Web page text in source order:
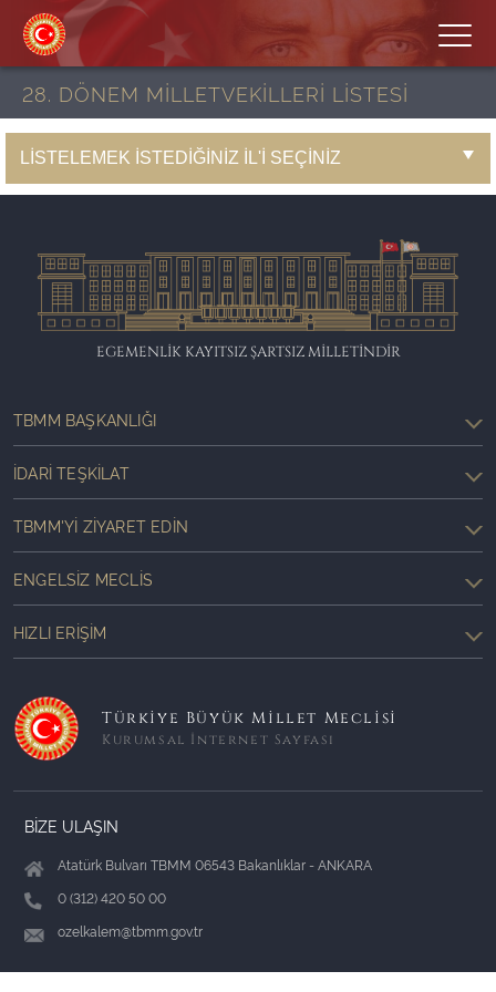
28. DÖNEM MİLLETVEKİLLERİ LİSTESİ
EGEMENLİK KAYITSIZ ŞARTSIZ MİLLETİNDİR
TBMM BAŞKANLIĞI
İDARI TEŞKILAT
TBMM'YI ZIYARET EDIN
ENGELSIZ MECLIS
HIZLI ERIŞIM
Türkiye Büyük Millet Meclisi
Kurumsal İnternet Sayfası
BİZE ULAŞIN
Atatürk Bulvarı TBMM 06543 Bakanlıklar - ANKARA
0 (312) 420 50 00
ozelkalem@tbmm.gov.tr